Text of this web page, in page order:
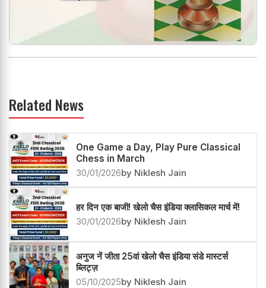
Related News
One Game a Day, Play Pure Classical
Chess in March
30/01/2026by Niklesh Jain
हर दिन एक बाजी! खेलो चैस इंडिया क्लासिकल मार्च में!
30/01/2026by Niklesh Jain
अनुज नें जीता 25वां खेलो चैस इंडिया संडे मास्टर्स
ब्लिट्ज़
05/10/2025by Niklesh Jain